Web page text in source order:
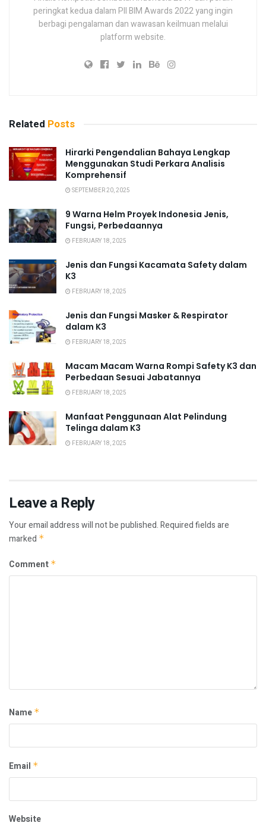
peringkat kedua dalam PII BIM Awards 2022 yang ingin
berbagi pengalaman dan wawasan keilmuan melalui
platform website.
Related Posts
Hirarki Pengendalian Bahaya Lengkap
Menggunakan Studi Perkara Analisis
Komprehensif
SEPTEMBER 20, 2025
9 Warna Helm Proyek Indonesia Jenis,
Fungsi, Perbedaannya
FEBRUARY 18, 2025
Jenis dan Fungsi Kacamata Safety dalam
K3
FEBRUARY 18, 2025
Jenis dan Fungsi Masker & Respirator
dalam K3
FEBRUARY 18, 2025
Macam Macam Warna Rompi Safety K3 dan
Perbedaan Sesuai Jabatannya
FEBRUARY 18, 2025
Manfaat Penggunaan Alat Pelindung
Telinga dalam K3
FEBRUARY 18, 2025
Leave a Reply
Your email address will not be published.Required fields are
marked *
Comment *
Name *
Email *
Website